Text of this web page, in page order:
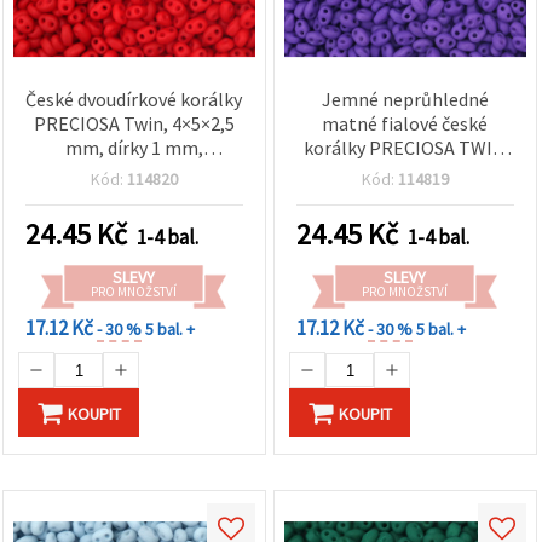
České dvoudírkové korálky
PRECIOSA Twin, 4×5×2,5
mm, dírky 1 mm,
neprůhledná matná
Kód: 114820
24.45 Kč 1-4 bal.
SLEVY
PRO MNOŽSTVÍ
17.12 Kč- 30 %5 bal. +
KOUPIT
Jemné neprůhledné
matné fialové české
korálky PRECIOSA TWIN
4×5×2,5 mm, dvoudírkové,
šperky, korálkování a
kreativní DIY tvoření – 10
g (±130 ks)
Kód: 114819
24.45 Kč 1-4 bal.
SLEVY
PRO MNOŽSTVÍ
17.12 Kč- 30 %5 bal. +
KOUPIT